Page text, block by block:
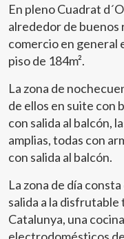
En pleno Cuadrat
alrededor de buenos
comercio en general
piso de 184m².
La zona de
de ellos en suite con
con salida al balcón,
amplias, todas con
con salida al balcón.
La zona de día
salida a la disfrutable
Catalunya, una